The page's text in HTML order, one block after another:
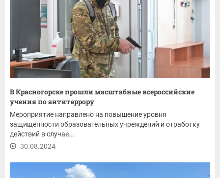
В Красногорске прошли масштабные всероссийские
учения по антитеррору
Мероприятие направлено на повышение уровня
защищённости образовательных учреждений и отработку
действий в случае...
30.08.2024